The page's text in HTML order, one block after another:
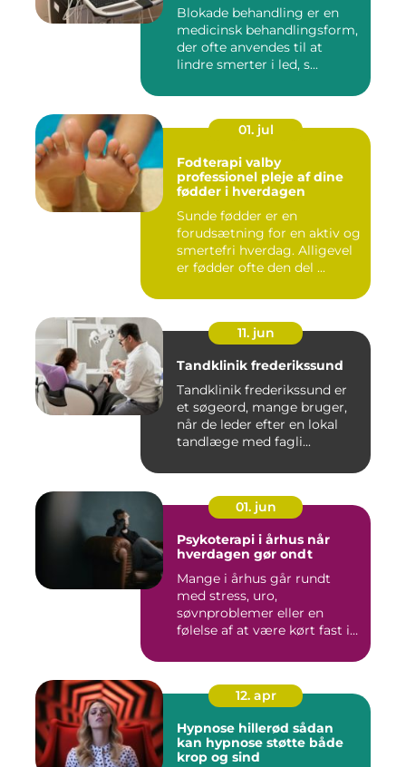
Blokade behandling er en
medicinsk behandlingsform,
der ofte anvendes til at
lindre smerter i led, s...
01. jul
Fodterapi valby
professionel pleje af dine
fødder i hverdagen
Sunde fødder er en
forudsætning for en aktiv og
smertefri hverdag. Alligevel
er fødder ofte den del ...
11. jun
Tandklinik frederikssund
Tandklinik frederikssund er
et søgeord, mange bruger,
når de leder efter en lokal
tandlæge med fagli...
01. jun
Psykoterapi i århus når
hverdagen gør ondt
Mange i århus går rundt
med stress, uro,
søvnproblemer eller en
følelse af at være kørt fast i
12. apr
Hypnose hillerød sådan
kan hypnose støtte både
krop og sind